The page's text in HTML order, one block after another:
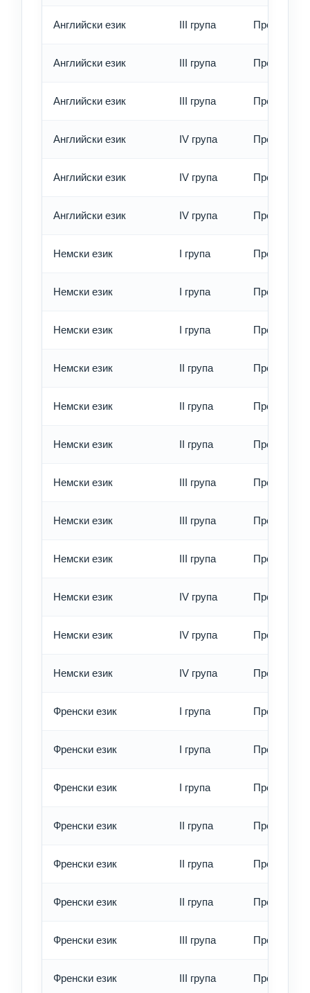
Английски език III група Превод -
Английски език III група Превод -
Английски език III група Превод -
Английски език IV група Превод -
Английски език IV група Превод -
Английски език IV група Превод -
Немски език I група Превод -
Немски език I група Превод -
Немски език I група Превод -
Немски език II група Превод -
Немски език II група Превод -
Немски език II група Превод -
Немски език III група Превод -
Немски език III група Превод -
Немски език III група Превод -
Немски език IV група Превод -
Немски език IV група Превод -
Немски език IV група Превод -
Френски език I група Превод -
Френски език I група Превод -
Френски език I група Превод -
Френски език II група Превод -
Френски език II група Превод -
Френски език II група Превод -
Френски език III група Превод -
Френски език III група Превод -